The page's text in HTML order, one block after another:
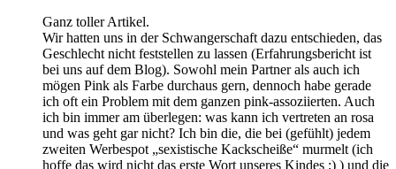
Ganz toller Artikel.
Wir hatten uns in der Schwangerschaft dazu entschieden, das
Geschlecht nicht feststellen zu lassen (Erfahrungsbericht ist
bei uns auf dem Blog). Sowohl mein Partner als auch ich
mögen Pink als Farbe durchaus gern, dennoch habe gerade
ich oft ein Problem mit dem ganzen pink-assoziierten. Auch
ich bin immer am überlegen: was kann ich vertreten an rosa
und was geht gar nicht? Ich bin die, die bei (gefühlt) jedem
zweiten Werbespot „sexistische Kackscheiße“ murmelt (ich
hoffe das wird nicht das erste Wort unseres Kindes ;) ) und die